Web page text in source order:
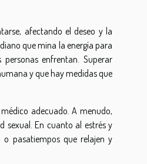
afectando el deseo y la
que mina la energía para
enfrentan. Superar
y que hay medidas que
adecuado. A menudo,
sexual. En cuanto al estrés y
o pasatiempos que relajen y